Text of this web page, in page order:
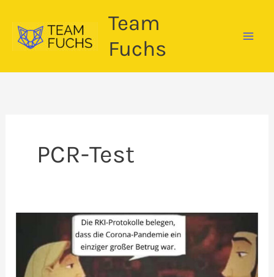
Inhalt
springen
Team
Fuchs
PCR-Test